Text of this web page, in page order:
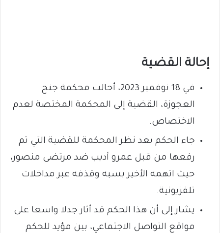
إحالة القضية
في 18 نوفمبر 2023، أحالت محكمة جنح
العجوزة، القضية إلى المحكمة المختصة لعدم
الاختصاص.
جاء الحكم بعد نظر المحكمة للقضية التي تم
رفعها من قبل عمرو أديب ضد مرتضى منصور،
حيث اتهمه الأخير بسبه وقذفه عبر مداخلات
تلفزيونية.
يشار إلى أن هذا الحكم قد أثار جدلا واسعا على
مواقع التواصل الاجتماعي، بين مؤيد للحكم